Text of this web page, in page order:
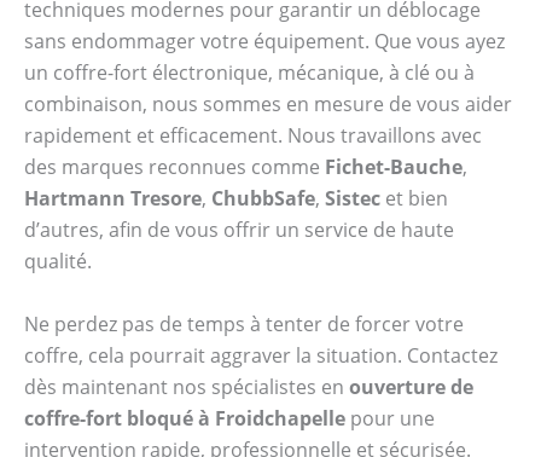
techniques modernes pour garantir un déblocage
sans endommager votre équipement. Que vous ayez
un coffre-fort électronique, mécanique, à clé ou à
combinaison, nous sommes en mesure de vous aider
rapidement et efficacement. Nous travaillons avec
des marques reconnues comme Fichet-Bauche,
Hartmann Tresore, ChubbSafe, Sistec et bien
d’autres, afin de vous offrir un service de haute
qualité.
Ne perdez pas de temps à tenter de forcer votre
coffre, cela pourrait aggraver la situation. Contactez
dès maintenant nos spécialistes en ouverture de
coffre-fort bloqué à Froidchapelle pour une
intervention rapide, professionnelle et sécurisée.